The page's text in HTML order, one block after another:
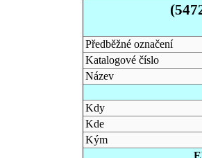
Předběžné označení
Katalogové číslo
Název
Kdy
Kde
Kým